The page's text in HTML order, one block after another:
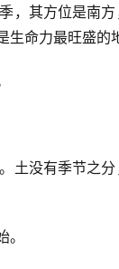
，其方位是南
命力最旺盛的
土没有季节之